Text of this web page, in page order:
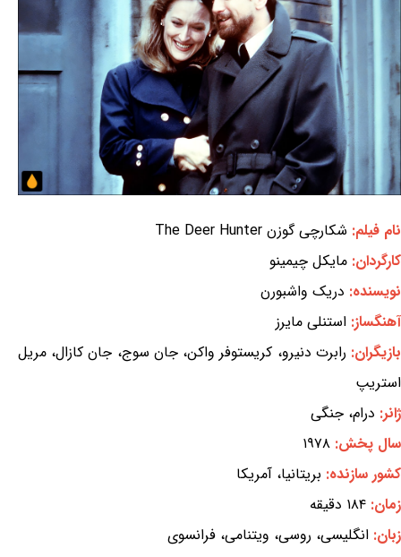
نام فیلم: شکارچی گوزن The Deer Hunter
کارگردان: مایکل چیمینو
نویسنده: دریک واشبورن
آهنگساز: استنلی مایرز
بازیگران: رابرت دنیرو، کریستوفر واکن، جان سوج، جان کازال، مریل
استریپ
ژانر: درام، جنگی
سال پخش: ۱۹۷۸
کشور سازنده: بریتانیا، آمریکا
زمان: ۱۸۴ دقیقه
زبان: انگلیسی، روسی، ویتنامی، فرانسوی